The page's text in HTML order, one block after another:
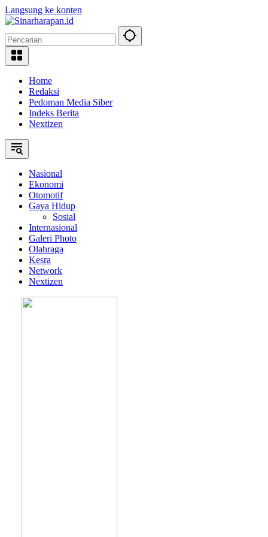
Langsung ke konten
Home
Redaksi
Pedoman Media Siber
Indeks Berita
Nextizen
Nasional
Ekonomi
Otomotif
Gaya Hidup
Sosial
Internasional
Galeri Photo
Olahraga
Kesra
Network
Nextizen